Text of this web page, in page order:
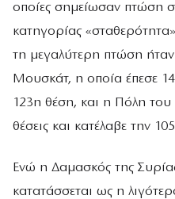
οποίες σημείωσαν πτώση
κατηγορίας
τη μεγαλύτερη πτώση
Μουσκάτ, η οποία έπεσε 14
123η θέση, και η Πόλη του
θέσεις και κατέλαβε την
Ενώ η Δαμασκός της
κατατάσσεται ως η